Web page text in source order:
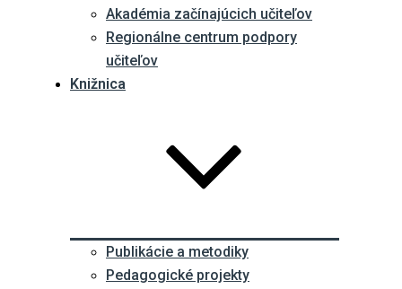
Akadémia začínajúcich učiteľov
Regionálne centrum podpory
učiteľov
Knižnica
Publikácie a metodiky
Pedagogické projekty